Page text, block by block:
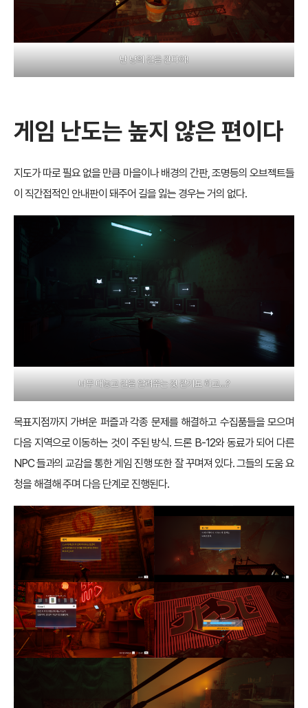
난 냥의 길을 간다아!
게임 난도는 높지 않은 편이다
지도가 따로 필요 없을 만큼 마을이나 배경의 간판, 조명등의 오브젝트들
이 직간접적인 안내판이 돼주어 길을 잃는 경우는 거의 없다.
너무 대놓고 길을 알려주는 것 같기도 하고…?
목표지점까지 가벼운 퍼즐과 각종 문제를 해결하고 수집품들을 모으며
다음 지역으로 이동하는 것이 주된 방식. 드론 B-12와 동료가 되어 다른
NPC 들과의 교감을 통한 게임 진행 또한 잘 꾸며져 있다. 그들의 도움 요
청을 해결해 주며 다음 단계로 진행된다.